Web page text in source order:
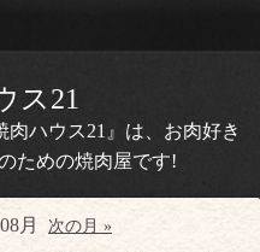
ス21
ハウス21』は、お肉好き
ための焼肉屋です!
月 次の月 »